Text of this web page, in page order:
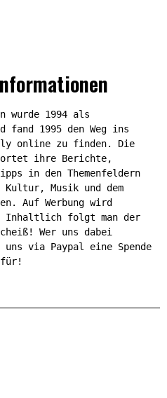
wurde 1994 als
fand 1995 den Weg ins
online zu finden. Die
ihre Berichte,
in den Themenfeldern
Musik und dem
Auf Werbung wird
Inhaltlich folgt man der
Wer uns dabei
via Paypal eine Spende